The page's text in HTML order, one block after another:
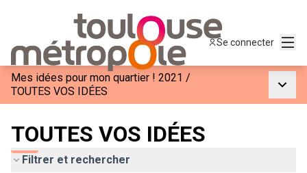
Se connecter
Mes idées pour mon quartier ! 2021 /
TOUTES VOS IDÉES
TOUTES VOS IDÉES
Filtrer et rechercher